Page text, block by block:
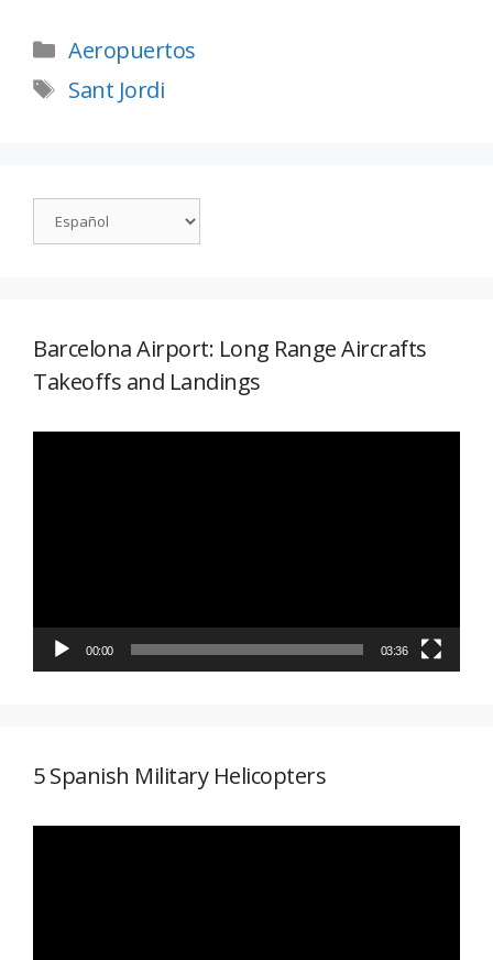
Aeropuertos
Sant Jordi
Barcelona Airport: Long Range Aircrafts
Takeoffs and Landings
00:00 03:36
5 Spanish Military Helicopters